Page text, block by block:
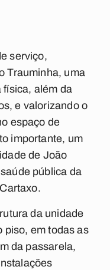
serviço,
Trauminha, uma
física, além da
e valorizando o
espaço de
importante, um
de João
pública da
da unidade
piso, em todas as
da passarela,